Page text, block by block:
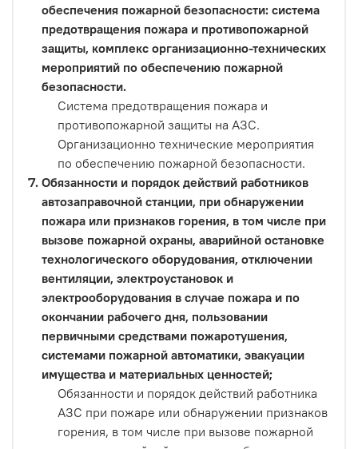
обеспечения пожарной безопасности: система
предотвращения пожара и противопожарной
защиты, комплекс организационно-технических
мероприятий по обеспечению пожарной
безопасности.
Система предотвращения пожара и
противопожарной защиты на АЗС.
Организационно технические мероприятия
по обеспечению пожарной безопасности.
Обязанности и порядок действий работников
автозаправочной станции, при обнаружении
пожара или признаков горения, в том числе при
вызове пожарной охраны, аварийной остановке
технологического оборудования, отключении
вентиляции, электроустановок и
электрооборудования в случае пожара и по
окончании рабочего дня, пользовании
первичными средствами пожаротушения,
системами пожарной автоматики, эвакуации
имущества и материальных ценностей;
Обязанности и порядок действий работника
АЗС при пожаре или обнаружении признаков
горения, в том числе при вызове пожарной